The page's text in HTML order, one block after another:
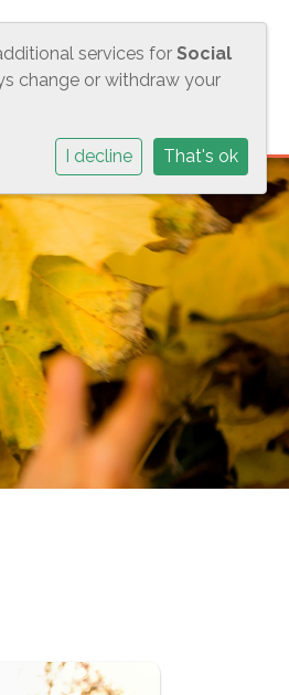
BMS
services for Social
change or withdraw your
I decline That's ok